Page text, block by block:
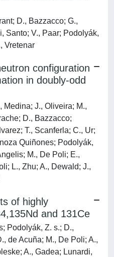
D., Bazzacco; G.,
Santo; V., Paar; Podolyák,
Vretenar
configuration
in doubly-odd
Medina; J., Oliveira; M.,
D., Bazzacco;
T., Scanferla; C., Ur;
Quiñones; Podolyák,
M., De Poli; E.,
L., Zhu; A., Dewald; J.,
of highly
and 131Ce
Podolyák, Z. s.; D.,
de Acuña; M., De Poli; A.,
A., Gadea; Lunardi,